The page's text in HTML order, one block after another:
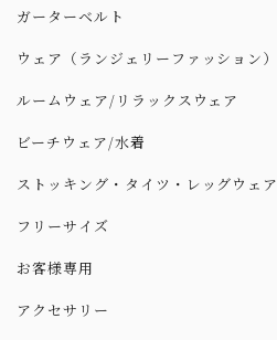
ガーターベルト
ウェア（ランジェリーファッション）
ルームウェア/リラックスウェア
ビーチウェア/水着
ストッキング・タイツ・レッグウェア
フリーサイズ
お客様専用
アクセサリー